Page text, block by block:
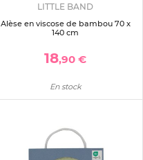
LITTLE BAND
Alèse en viscose de bambou 70 x
140 cm
18,90 €
En stock